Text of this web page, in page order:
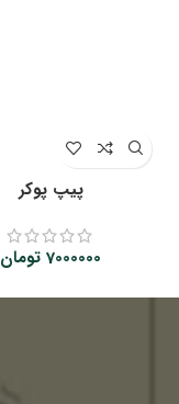
پیپ پوکر
7000000 تومان